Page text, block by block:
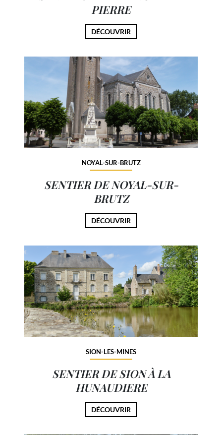
PIERRE
DÉCOUVRIR
NOYAL-SUR-BRUTZ
SENTIER DE NOYAL-SUR-
BRUTZ
DÉCOUVRIR
SION-LES-MINES
SENTIER DE SION À LA
HUNAUDIERE
DÉCOUVRIR